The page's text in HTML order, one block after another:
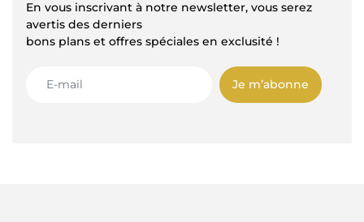
En vous inscrivant à notre newsletter, vous serez
avertis des derniers
bons plans et offres spéciales en exclusité !
Je m’abonne